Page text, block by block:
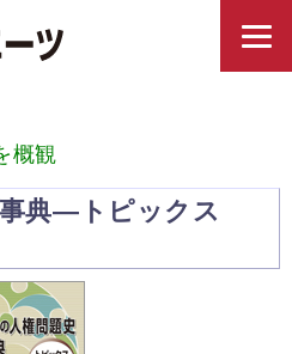
概観
典—トピックス